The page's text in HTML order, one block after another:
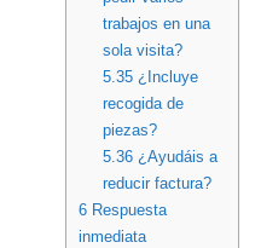
trabajos en una
sola visita?
5.35¿Incluye
recogida de
piezas?
5.36¿Ayudáis a
reducir factura?
6 Respuesta
inmediata